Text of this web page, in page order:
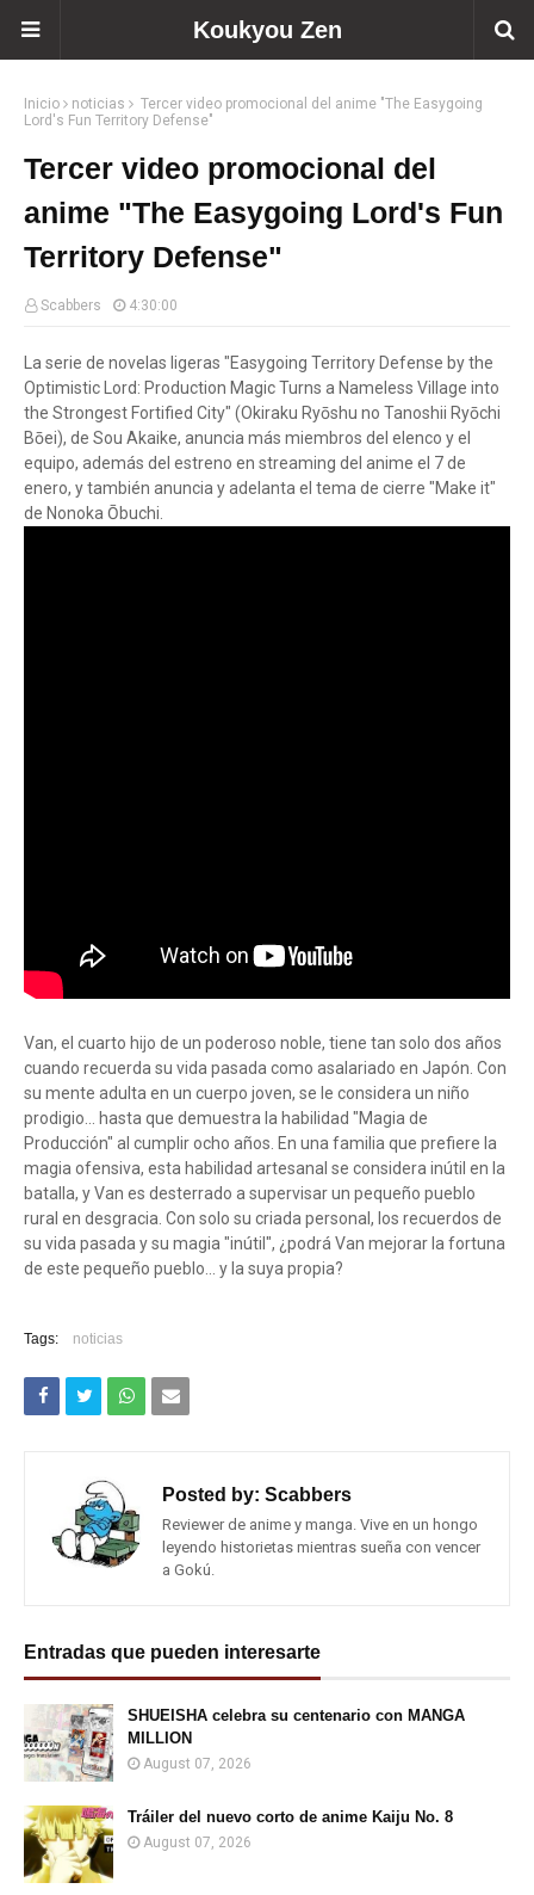
Koukyou Zen
Inicio noticias
Tercer video promocional del anime "The Easygoing
Lord's Fun Territory Defense"
Tercer video promocional del
anime "The Easygoing Lord's Fun
Territory Defense"
Scabbers 4:30:00
La serie de novelas ligeras "Easygoing Territory Defense by the
Optimistic Lord: Production Magic Turns a Nameless Village into
the Strongest Fortified City" (Okiraku Ryōshu no Tanoshii Ryōchi
Bōei), de Sou Akaike, anuncia más miembros del elenco y el
equipo, además del estreno en streaming del anime el 7 de
enero, y también anuncia y adelanta el tema de cierre "Make it"
de Nonoka Ōbuchi.
Van, el cuarto hijo de un poderoso noble, tiene tan solo dos años
cuando recuerda su vida pasada como asalariado en Japón. Con
su mente adulta en un cuerpo joven, se le considera un niño
prodigio... hasta que demuestra la habilidad "Magia de
Producción" al cumplir ocho años. En una familia que prefiere la
magia ofensiva, esta habilidad artesanal se considera inútil en la
batalla, y Van es desterrado a supervisar un pequeño pueblo
rural en desgracia. Con solo su criada personal, los recuerdos de
su vida pasada y su magia "inútil", ¿podrá Van mejorar la fortuna
de este pequeño pueblo... y la suya propia?
Tags: noticias
Posted by: Scabbers
Reviewer de anime y manga. Vive en un hongo
leyendo historietas mientras sueña con vencer
a Gokú.
Entradas que pueden interesarte
SHUEISHA celebra su centenario con MANGA
MILLION
August 07, 2026
Tráiler del nuevo corto de anime Kaiju No. 8
August 07, 2026